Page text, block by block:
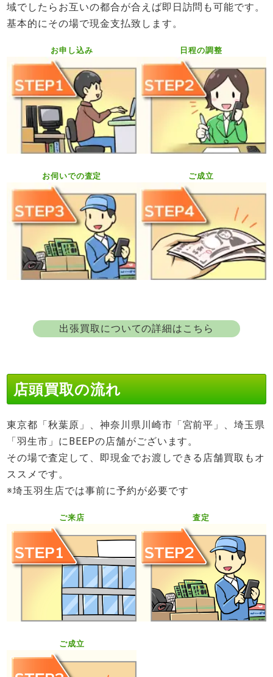
域でしたらお互いの都合が合えば即日訪問も可能です。
基本的にその場で現金支払致します。
お申し込み 日程の調整
お伺いでの査定 ご成立
出張買取についての詳細はこちら
店頭買取の流れ
東京都「秋葉原」、神奈川県川崎市「宮前平」、埼玉県
「羽生市」にBEEPの店舗がございます。
その場で査定して、即現金でお渡しできる店舗買取もオ
ススメです。
※埼玉羽生店では事前に予約が必要です
ご来店 査定
ご成立